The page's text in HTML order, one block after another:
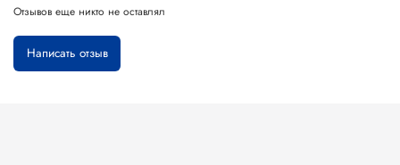
Отзывов еще никто не оставлял
Написать отзыв